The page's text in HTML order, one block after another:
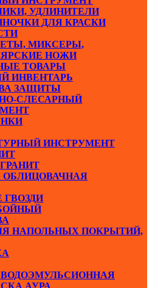
УДЛИНИТЕЛИ
ДЛЯ КРАСКИ
МИКСЕРЫ,
НОЖИ
ТОВАРЫ
ИНВЕНТАРЬ
ЗАЩИТЫ
СЛЕСАРНЫЙ
ИНСТРУМЕНТ
ОБЛИЦОВАЧНАЯ
НАПОЛЬНЫХ ПОКРЫТИЙ,
ВОДОЭМУЛЬСИОННАЯ
АУРА